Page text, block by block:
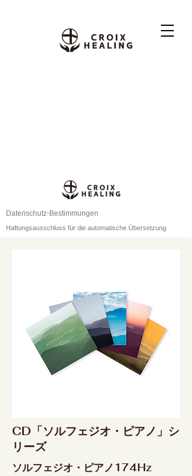
Datenschutz-Bestimmungen
Haftungsausschluss für die automatische Übersetzung
CD「ソルフェジオ・ピアノ」シ
リーズ
ソルフェジオ・ピアノ174Hz